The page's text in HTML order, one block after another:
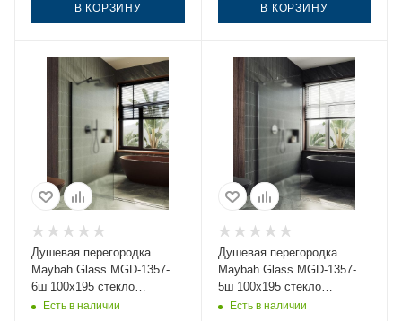
В КОРЗИНУ В КОРЗИНУ
Душевая перегородка
Maybah Glass MGD-1357-
6ш 100х195 стекло
тонированное профиль
Есть в наличии
Душевая перегородка
Maybah Glass MGD-1357-
5ш 100х195 стекло
тонированное профиль
Есть в наличии